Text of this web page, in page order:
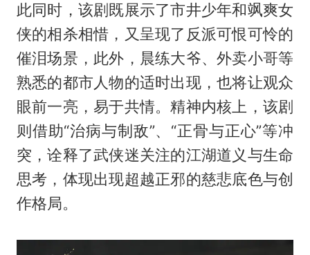
此同时，该剧既展示了市井少年和飒爽女
侠的相杀相惜，又呈现了反派可恨可怜的
催泪场景，此外，晨练大爷、外卖小哥等
熟悉的都市人物的适时出现，也将让观众
眼前一亮，易于共情。精神内核上，该剧
则借助“治病与制敌”、“正骨与正心”等冲
突，诠释了武侠迷关注的江湖道义与生命
思考，体现出现超越正邪的慈悲底色与创
作格局。